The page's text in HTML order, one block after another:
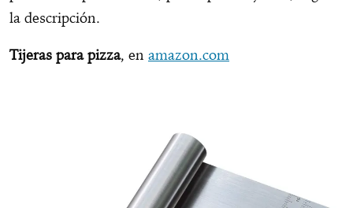
la descripción.
Tijeras para pizza, en amazon.com